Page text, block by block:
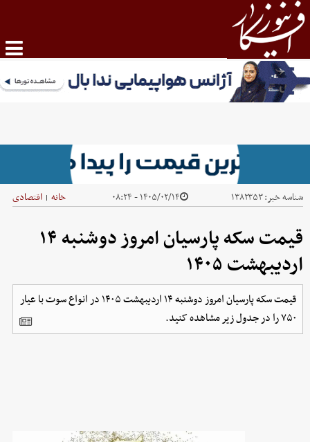
شناسه خبر:۱۳۸۲۳۵۳ ۱۴۰۵/۰۲/۱۴ - ۰۸:۲۴ خانه | اقتصادی
قیمت سکه پارسیان امروز دوشنبه ۱۴
اردیبهشت ۱۴۰۵
قیمت سکه پارسیان امروز دوشنبه ۱۴ اردیبهشت ۱۴۰۵ در انواع سوت با عیار
۷۵۰ را در جدول زیر مشاهده کنید.